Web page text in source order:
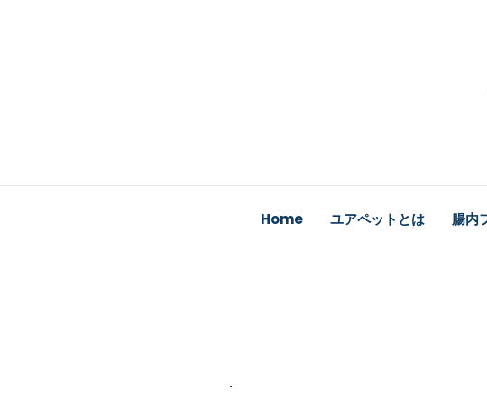
Home ユアペットとは 腸内